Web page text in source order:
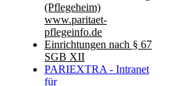
(Pflegeheim)
www.paritaet-
pflegeinfo.de
Einrichtungen nach § 67
SGB XII
PARIEXTRA - Intranet
für